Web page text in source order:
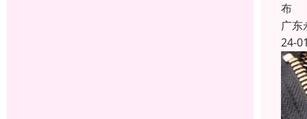
布
广东
24-